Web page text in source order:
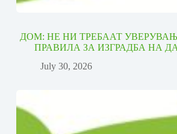
ДОМ: НЕ НИ ТРЕБААТ
ПРАВИЛА ЗА ИЗГРАДБА НА
July 30, 2026